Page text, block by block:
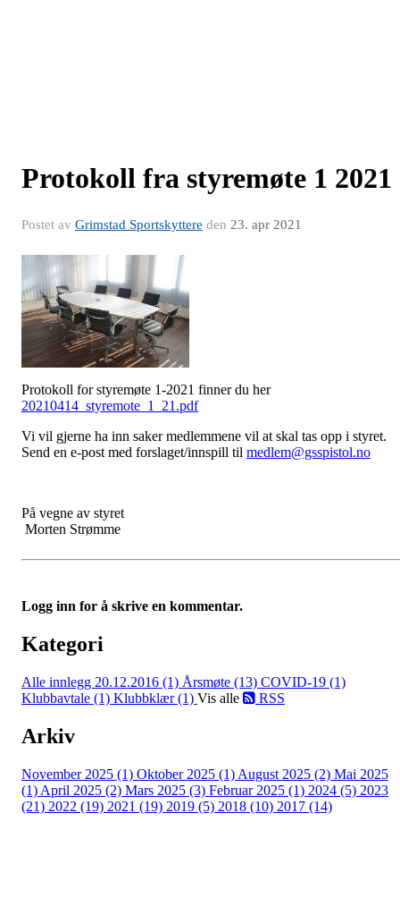
Protokoll fra styremøte 1 2021
Postet av Grimstad Sportskyttere den 23. apr 2021
Protokoll for styremøte 1-2021 finner du her
20210414_styremote_1_21.pdf
Vi vil gjerne ha inn saker medlemmene vil at skal tas opp i styret.
Send en e-post med forslaget/innspill til medlem@gsspistol.no
På vegne av styret
Morten Strømme
Logg inn for å skrive en kommentar.
Kategori
Alle innlegg 20.12.2016 (1) Årsmøte (13) COVID-19 (1)
Klubbavtale (1) Klubbklær (1) Vis alle RSS
Arkiv
November 2025 (1) Oktober 2025 (1) August 2025 (2) Mai 2025
(1) April 2025 (2) Mars 2025 (3) Februar 2025 (1) 2024 (5) 2023
(21) 2022 (19) 2021 (19) 2019 (5) 2018 (10) 2017 (14)